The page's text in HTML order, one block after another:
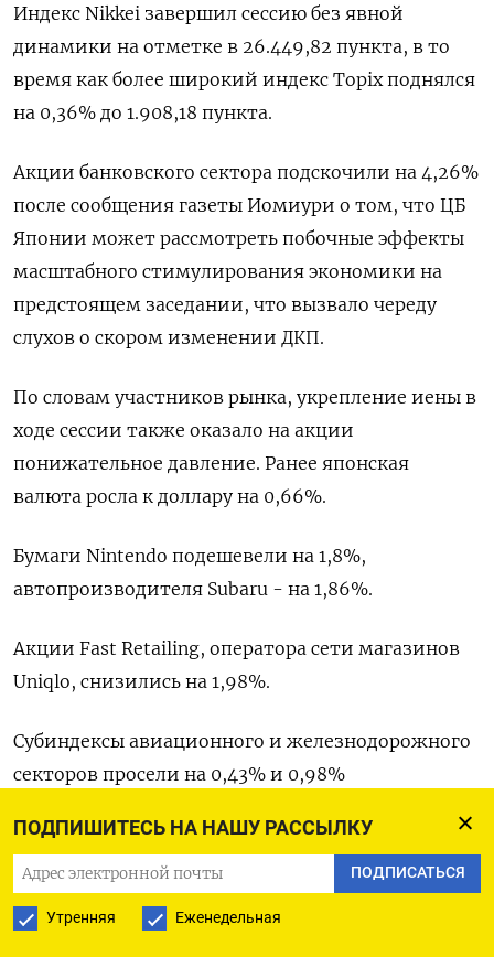
ПОДПИШИТЕСЬ НА НАШУ РАССЫЛКУ
ПОДПИСАТЬСЯ
Утренняя Еженедельная
Индекс Nikkei завершил сессию без явной
динамики на отметке в 26.449,82 пункта, в то
время как более широкий индекс Topix поднялся
на 0,36% до 1.908,18 пункта.
Акции банковского сектора подскочили на 4,26%
после сообщения газеты Иомиури о том, что ЦБ
Японии может рассмотреть побочные эффекты
масштабного стимулирования экономики на
предстоящем заседании, что вызвало череду
слухов о скором изменении ДКП.
По словам участников рынка, укрепление иены в
ходе сессии также оказало на акции
понижательное давление. Ранее японская
валюта росла к доллару на 0,66%​.
Бумаги Nintendo подешевели на 1,8%,
автопроизводителя Subaru - на 1,86%.
Акции Fast Retailing, оператора сети магазинов
Uniqlo, снизились на 1,98%.
Субиндексы авиационного и железнодорожного
секторов просели на 0,43% и 0,98%
Японию китайских туристов.
Оригинал сообщения на английском языке
доступен по коду: (Кевин Бакленд)